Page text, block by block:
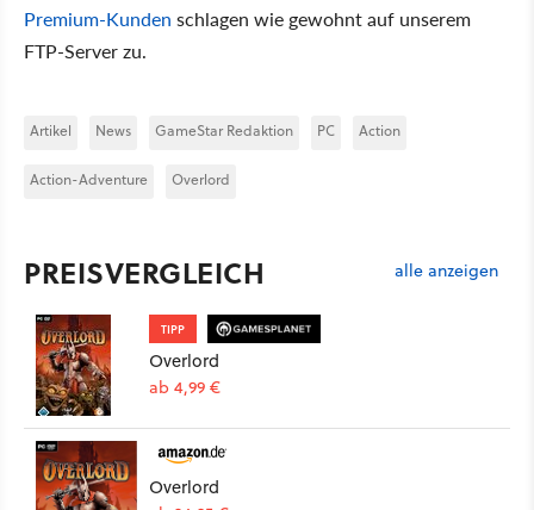
Premium-Kunden schlagen wie gewohnt auf unserem
FTP-Server zu.
Artikel News GameStar Redaktion PC Action
Action-Adventure Overlord
PREISVERGLEICH alle anzeigen
TIPP
Overlord
ab 4,99 €
Overlord